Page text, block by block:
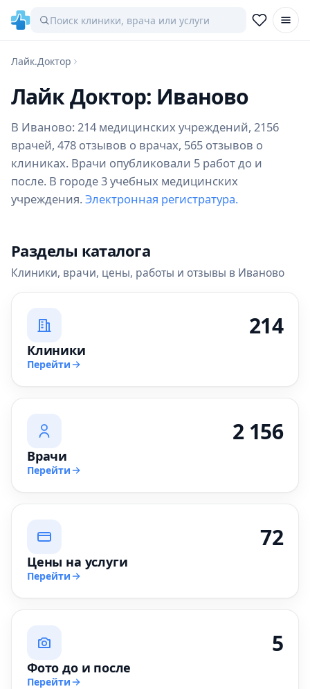
Лайк.Доктор
Лайк Доктор: Иваново
В Иваново: 214 медицинских учреждений, 2156
врачей, 478 отзывов о врачах, 565 отзывов о
клиниках. Врачи опубликовали 5 работ до и
после. В городе 3 учебных медицинских
учреждения. Электронная регистратура.
Разделы каталога
Клиники, врачи, цены, работы и отзывы в Иваново
214
Клиники
Перейти
2 156
Врачи
Перейти
72
Цены на услуги
Перейти
5
Фото до и после
Перейти